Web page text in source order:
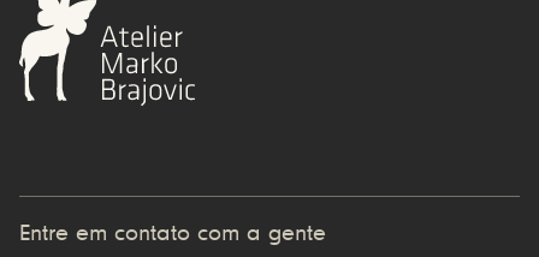
Entre em contato com a gente